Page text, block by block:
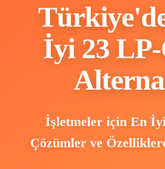
İyi 23
İşletmeler için En
Çözümler ve